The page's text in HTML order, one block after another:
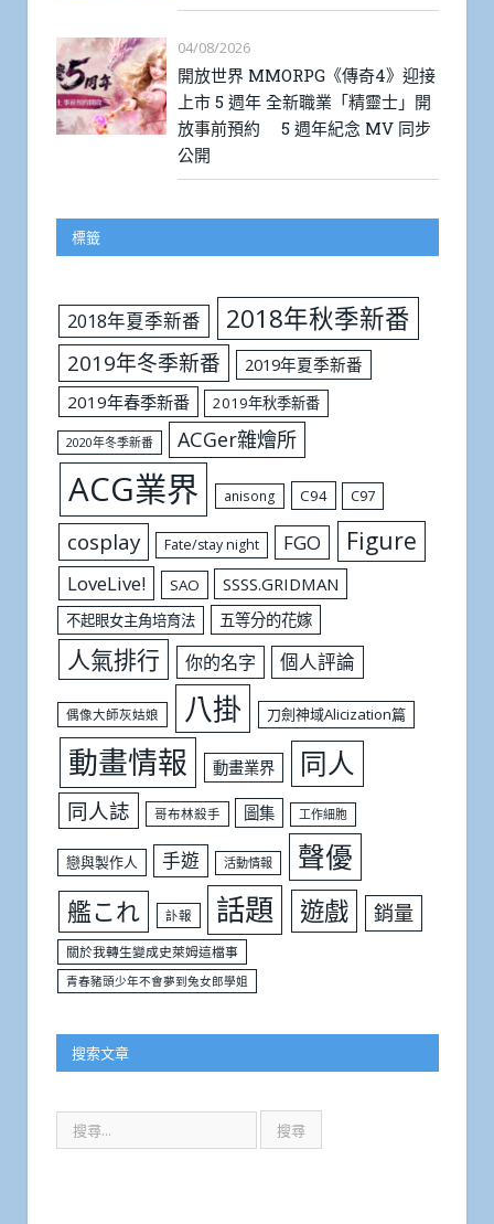
04/08/2026
開放世界 MMORPG《傳奇4》迎接
上市 5 週年 全新職業「精靈士」開
放事前預約 5 週年紀念 MV 同步
公開
標籤
2018年夏季新番 2018年秋季新番
2019年冬季新番
2019年夏季新番
2019年春季新番
2019年秋季新番
2020年冬季新番 ACGer雜燴所
ACG業界 anisong C94 C97
cosplay Fate/stay night FGO Figure
LoveLive! SAO SSSS.GRIDMAN
不起眼女主角培育法 五等分的花嫁
人氣排行 你的名字 個人評論
偶像大師灰姑娘 八掛 刀劍神域Alicization篇
動畫情報 動畫業界 同人
同人誌 哥布林殺手 圖集 工作細胞
戀與製作人 手遊 活動情報 聲優
艦これ 訃報 話題 遊戲 銷量
關於我轉生變成史萊姆這檔事
青春豬頭少年不會夢到兔女郎學姐
搜索文章